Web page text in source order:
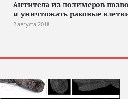
Антитела из полимеров
и уничтожать раковые
2 августа 2018